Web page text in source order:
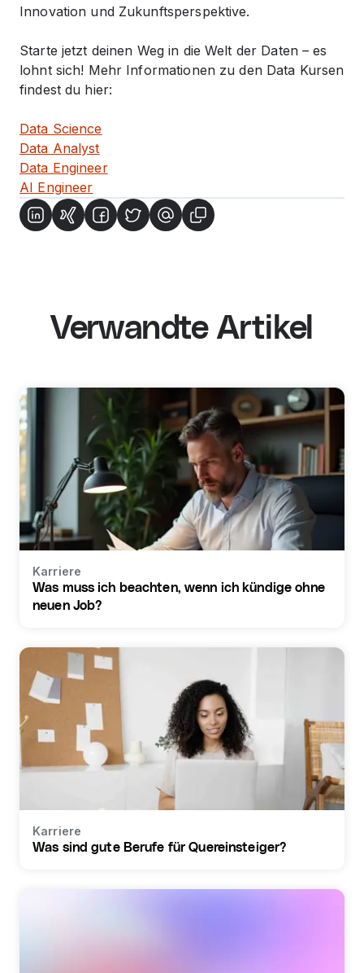
Innovation und Zukunftsperspektive.
Starte jetzt deinen Weg in die Welt der Daten – es
lohnt sich! Mehr Informationen zu den Data Kursen
findest du hier:
Data Science
Data Analyst
Data Engineer
AI Engineer
Verwandte Artikel
Karriere
Was muss ich beachten, wenn ich kündige ohne
neuen Job?
Karriere
Was sind gute Berufe für Quereinsteiger?